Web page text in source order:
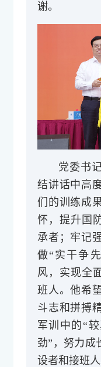
谢。
党委书
结讲话中高
们的训练成
怀，提升国
承者；牢记
做“实干争
风，实现全
班人。他希
斗志和拼搏
军训中的“
劲”，努力成
设者和接班人